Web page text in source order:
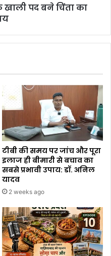
खाली पद बने चिंता का
टीबी की समय पर जांच और पूरा
इलाज ही बीमारी से बचाव का
सबसे प्रभावी उपाय: डॉ. अनिल
यादव
2 weeks ago